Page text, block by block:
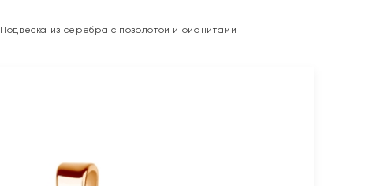
Подвеска из серебра с позолотой и фианитами